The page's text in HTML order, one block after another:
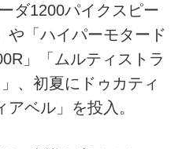
ダ1200パイクスピー
や「ハイパーモタード
」「ムルティストラ
、初夏にドゥカティ
ベル」を投入。